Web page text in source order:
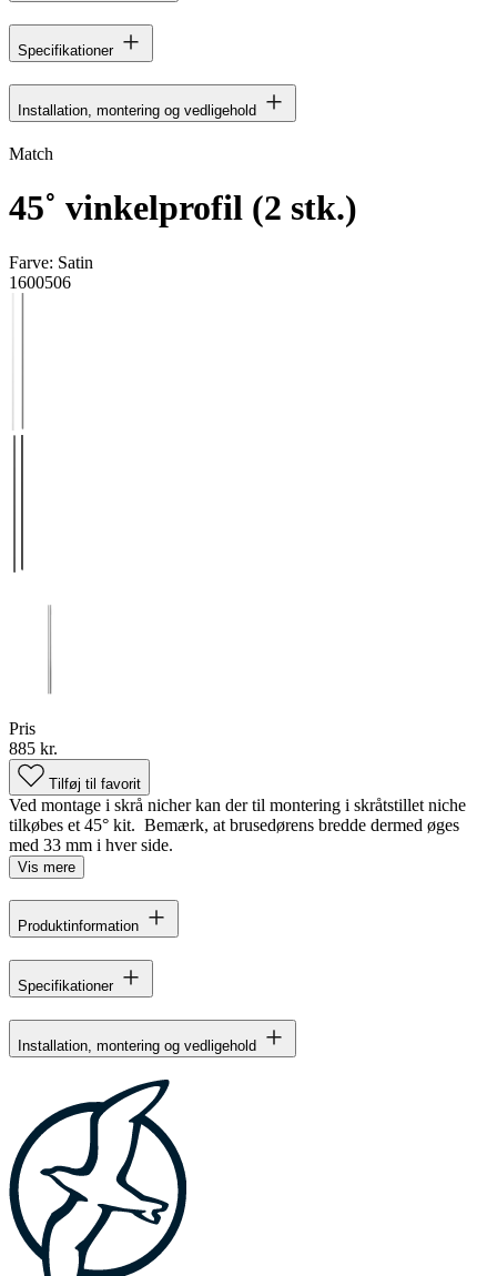
Specifikationer
Installation, montering og vedligehold
Match
45˚ vinkelprofil (2 stk.)
Farve: Satin
1600506
Pris
885 kr.
Tilføj til favorit
Ved montage i skrå nicher kan der til montering i skråtstillet niche
tilkøbes et 45° kit. Bemærk, at brusedørens bredde dermed øges
med 33 mm i hver side.
Vis mere
Produktinformation
Specifikationer
Installation, montering og vedligehold